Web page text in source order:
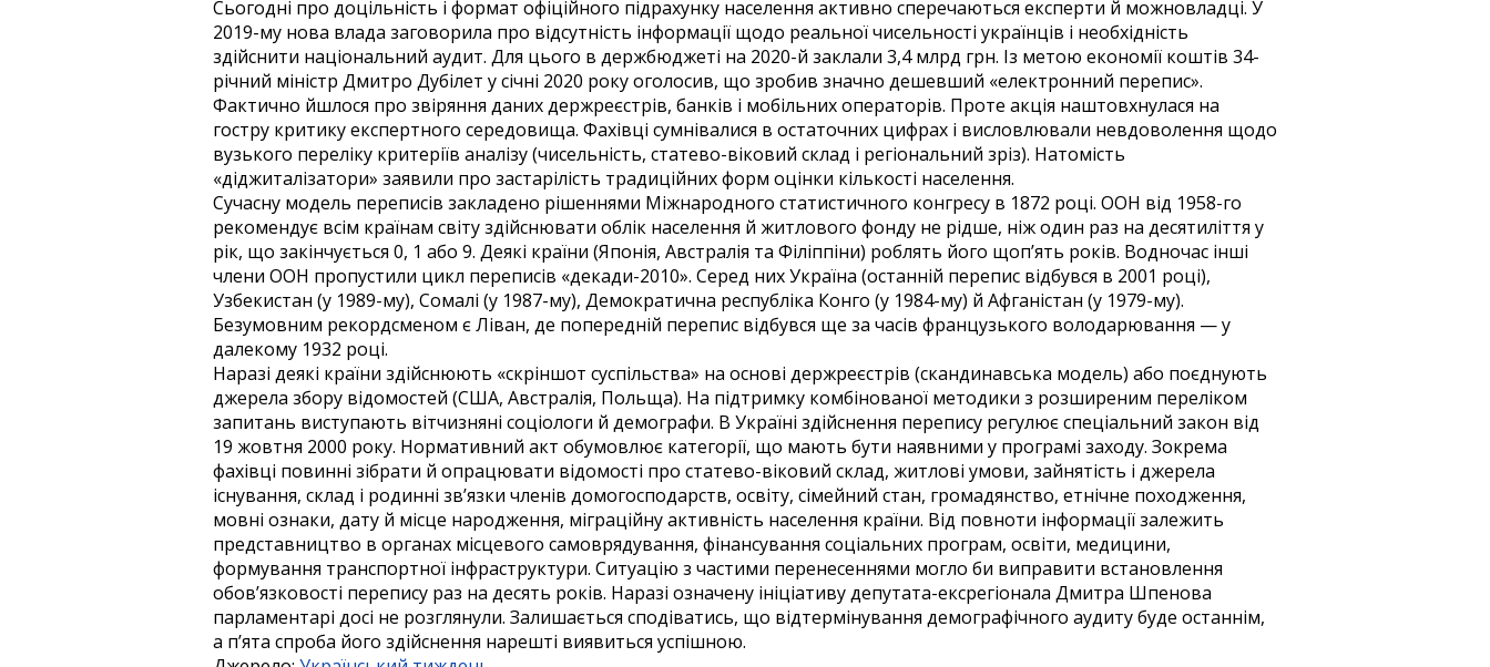
Сьогодні про доцільність і формат офіційного підрахунку населення активно сперечаються експерти й можновладці. У
2019-му нова влада заговорила про відсутність інформації щодо реальної чисельності українців і необхідність
здійснити національний аудит. Для цього в держбюджеті на 2020-й заклали 3,4 млрд грн. Із метою економії коштів 34-
річний міністр Дмитро Дубілет у січні 2020 року оголосив, що зробив значно дешевший «електронний перепис».
Фактично йшлося про звіряння даних держреєстрів, банків і мобільних операторів. Проте акція наштовхнулася на
гостру критику експертного середовища. Фахівці сумнівалися в остаточних цифрах і висловлювали невдоволення щодо
вузького переліку критеріїв аналізу (чисельність, статево-віковий склад і регіональний зріз). Натомість
«діджиталізатори» заявили про застарілість традиційних форм оцінки кількості населення.
Сучасну модель переписів закладено рішеннями Міжнародного статистичного конгресу в 1872 році. ООН від 1958-го
рекомендує всім країнам світу здійснювати облік населення й житлового фонду не рідше, ніж один раз на десятиліття у
рік, що закінчується 0, 1 або 9. Деякі країни (Японія, Австралія та Філіппіни) роблять його щоп’ять років. Водночас інші
члени ООН пропустили цикл переписів «декади-2010». Серед них Україна (останній перепис відбувся в 2001 році),
Узбекистан (у 1989-му), Сомалі (у 1987-му), Демократична республіка Конго (у 1984-му) й Афганістан (у 1979-му).
Безумовним рекордс­меном є Ліван, де попередній перепис відбувся ще за часів французького володарювання — у
далекому 1932 році.
Наразі деякі країни здійснюють «скріншот суспільства» на основі держреєстрів (скандинавська модель) або поєднують
джерела збору відомостей (США, Австралія, Польща). На підтримку комбінованої методики з розширеним переліком
запитань виступають вітчизняні соціологи й демографи. В Україні здійснення перепису регулює спеціальний закон від
19 жовтня 2000 року. Нормативний акт обумовлює категорії, що мають бути наявними у програмі заходу. Зокрема
фахівці повинні зібрати й опрацювати відомості про статево-віковий склад, житлові умови, зайнятість і джерела
існування, склад і родинні зв’язки членів домогосподарств, освіту, сімейний стан, громадянство, етнічне походження,
мовні ознаки, дату й місце народження, міграційну активність населення країни. Від повноти інформації залежить
представництво в органах місцевого самоврядування, фінансування соціальних програм, освіти, медицини,
формування транспортної інфраструктури. Ситуацію з частими перенесеннями могло би виправити встановлення
обов’язковості перепису раз на десять років. Наразі означену ініціативу депутата-ексрегіонала Дмитра Шпенова
парламентарі досі не розглянули. Залишається сподіватись, що відтермінування демографічного аудиту буде останнім,
а п’ята спроба його здійснення нарешті виявиться успішною.